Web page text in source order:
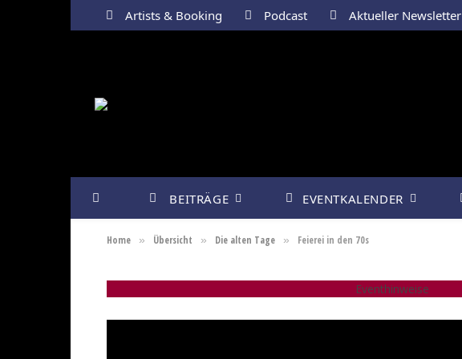
Artists & Booking Podcast Aktueller Newsletter
BEITRÄGE EVENTKALENDER
Home » Übersicht » Die alten Tage » Feierei in den 70s
Eventhinweise